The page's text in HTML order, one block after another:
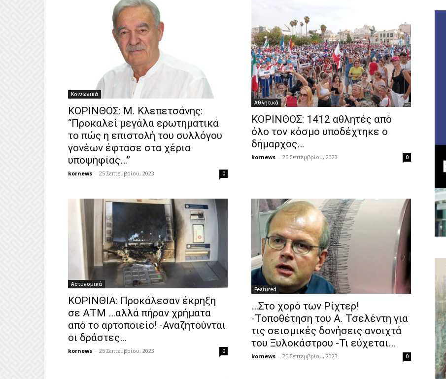
Κοινωνικά
ΚΟΡΙΝΘΟΣ: Μ. Κλεπετσάνης:
“Προκαλεί μεγάλα ερωτηματικά
το πώς η επιστολή του συλλόγου
γονέων έφτασε στα χέρια
υποψηφίας…”
kornews - 25 Σεπτεμβρίου, 2023 0
Αθλητικά
ΚΟΡΙΝΘΟΣ: 1412 αθλητές από
όλο τον κόσμο υποδέχτηκε ο
δήμαρχος…
kornews - 25 Σεπτεμβρίου, 2023 0
Αστυνομικά
ΚΟΡΙΝΘΙΑ: Προκάλεσαν έκρηξη
σε ΑΤΜ …αλλά πήραν χρήματα
από το αρτοποιείο! -Αναζητούνται
οι δράστες…
kornews - 25 Σεπτεμβρίου, 2023 0
Featured
…Στο χορό των Ρίχτερ!
-Τοποθέτηση του Α. Τσελέντη για
τις σεισμικές δονήσεις ανοιχτά
του Ξυλοκάστρου -Τι εύχεται…
kornews - 25 Σεπτεμβρίου, 2023 0